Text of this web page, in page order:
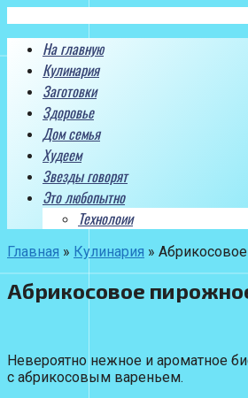
контентуНа главную
Кулинария
Заготовки
Здоровье
Дом семья
Худеем
Звезды говорят
Это любопытно
Технолоии
Главная » Кулинария »
Абрикосовое
Невероятно нежное и ароматное
с абрикосовым вареньем.